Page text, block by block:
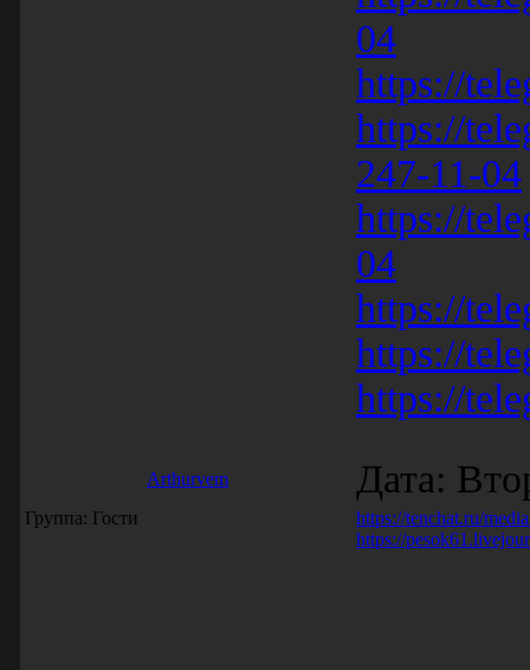
04
https://
https://
247-11-04
https://
04
https://
https://
https://
Arthurvem Дата:
Группа: Гости
https://tenchat.ru/
https://